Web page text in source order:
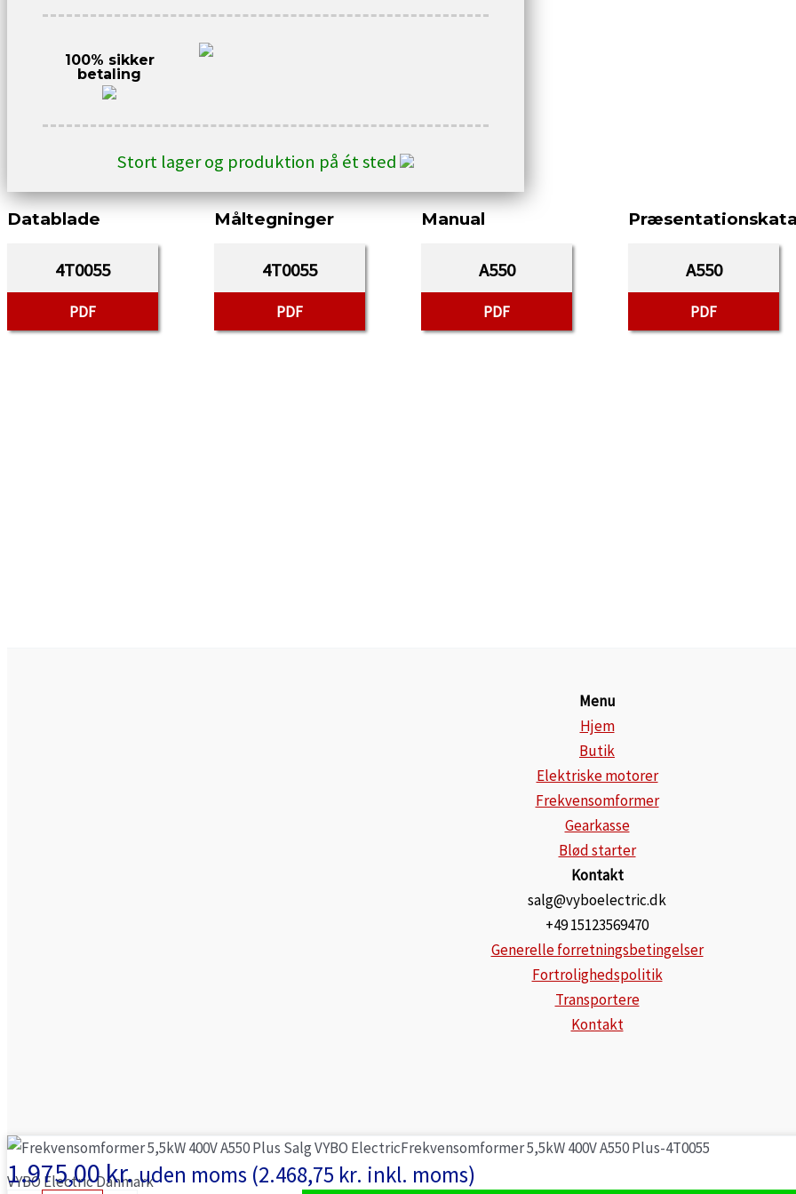
100% sikker
betaling
Stort lager og produktion på ét sted
Datablade
4T0055
PDF
Måltegninger
4T0055
PDF
Manual
A550
PDF
A550
PDF
Menu
Hjem
Butik
Elektriske motorer
Frekvensomformer
Gearkasse
Blød starter
Kontakt
salg@vyboelectric.dk
+49 15123569470
Generelle forretningsbetingelser
Fortrolighedspolitik
Transportere
Kontakt
VYBO Electric Danmark
Frekvensomformer 5,5kW 400V A550 Plus-4T0055
1.975,00kr. uden moms (2.468,75 kr. inkl. moms)